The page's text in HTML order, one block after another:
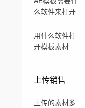
么软件来打开
用什么软件打
开模板素材
上传销售
上传的素材多